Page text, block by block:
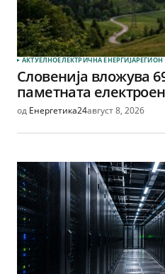
АКТУЕЛНОЕЛЕКТРИЧНА ЕНЕРГИЈАРЕГИОН
Словенија вложува
паметната
од Енергетика24август 8, 2026